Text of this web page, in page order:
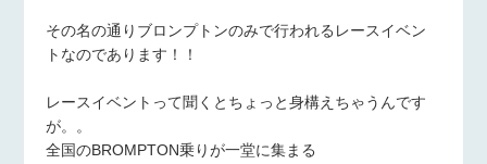
その名の通りブロンプトンのみで行われるレースイベン
トなのであります！！
レースイベントって聞くとちょっと身構えちゃうんです
が。。
全国のBROMPTON乗りが一堂に集まる